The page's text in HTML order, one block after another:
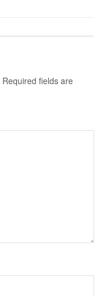
Required fields are